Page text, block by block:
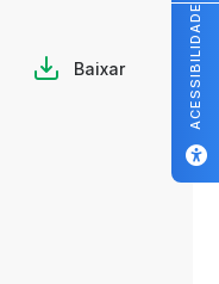
Baixar ACESSIBILIDADE